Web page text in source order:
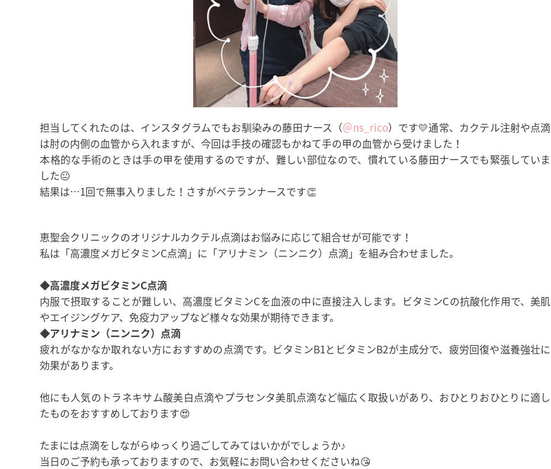
担当してくれたのは、インスタグラムでもお馴染みの藤田ナース（＠ns_rico）です💛通常、カクテル注射や点滴
は肘の内側の血管から入れますが、今回は手技の確認もかねて手の甲の血管から受けました！
本格的な手術のときは手の甲を使用するのですが、難しい部位なので、慣れている藤田ナースでも緊張していま
した😐
結果は…1回で無事入りました！さすがベテランナースです👏
恵聖会クリニックのオリジナルカクテル点滴はお悩みに応じて組合せが可能です！
私は「高濃度メガビタミンC点滴」に「アリナミン（ニンニク）点滴」を組み合わせました。
◆高濃度メガビタミンC点滴
内服で摂取することが難しい、高濃度ビタミンCを血液の中に直接注入します。ビタミンCの抗酸化作用で、美肌
やエイジングケア、免疫力アップなど様々な効果が期待できます。
◆アリナミン（ニンニク）点滴
疲れがなかなか取れない方におすすめの点滴です。ビタミンB1とビタミンB2が主成分で、疲労回復や滋養強壮に
効果があります。
他にも人気のトラネキサム酸美白点滴やプラセンタ美肌点滴など幅広く取扱いがあり、おひとりおひとりに適し
たものをおすすめしております😍
たまには点滴をしながらゆっくり過ごしてみてはいかがでしょうか♪
当日のご予約も承っておりますので、お気軽にお問い合わせくださいね😘